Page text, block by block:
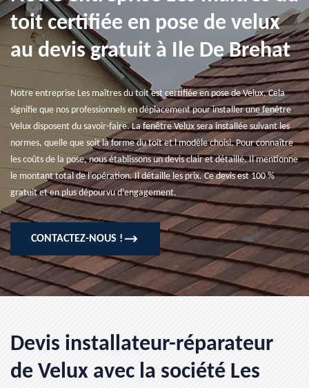
toit certifiée en pose de velux
au devis gratuit à Ile De Brehat
Notre entreprise Les maîtres du toit est certifiée en pose de Velux. Cela
signifie que nos professionnels en déplacement pour installer une fenêtre
Velux disposent du savoir-faire. La fenêtre Velux sera installée suivant les
normes, quelle que soit la forme du toit et l modèle choisi. Pour connaître
les coûts de la pose, nous établissons un devis clair et détaillé. Il mentionne
le montant total de l’opération. Il détaille les prix. Ce devis est 100 %
gratuit et en plus dépourvu d’engagement.
CONTACTEZ-NOUS !
Devis installateur-réparateur
de Velux avec la société Les